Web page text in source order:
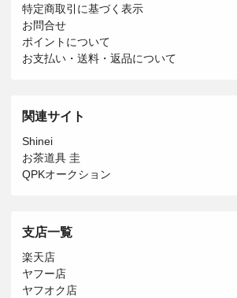
特定商取引に基づく表示
お問合せ
ポイントについて
お支払い・送料・返品について
関連サイト
Shinei
お茶道具 圭
QPKオークション
支店一覧
楽天店
ヤフー店
ヤフオク店